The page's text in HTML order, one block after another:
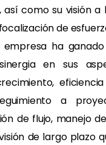
así como su visión a
de
empresa ha
en sus
a
de flujo, manejo
de largo plazo